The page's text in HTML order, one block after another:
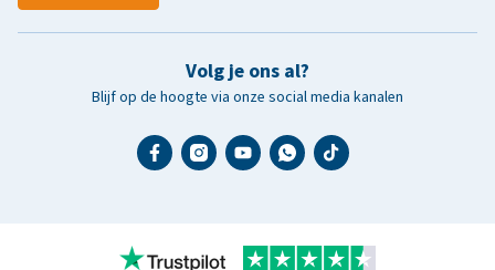
Volg je ons al?
Blijf op de hoogte via onze social media kanalen